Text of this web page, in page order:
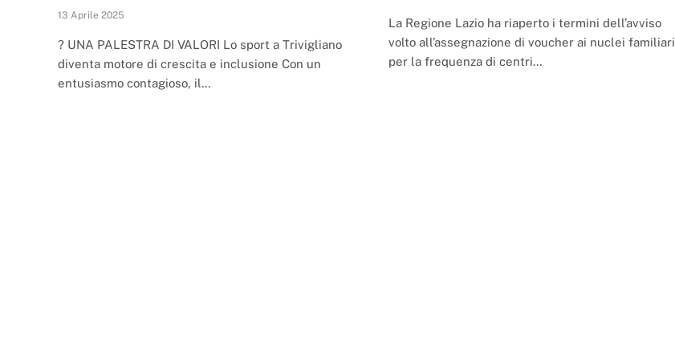
13 Aprile 2025
? UNA PALESTRA DI VALORI Lo sport a Trivigliano
diventa motore di crescita e inclusione Con un
entusiasmo contagioso, il…
La Regione Lazio ha riaperto i termini dell’avviso
volto all’assegnazione di voucher ai nuclei familiari
per la frequenza di centri…